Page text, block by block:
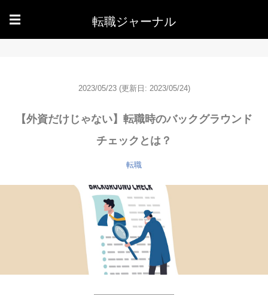
☰ 転職ジャーナル
2023/05/23 (更新日: 2023/05/24)
【外資だけじゃない】転職時のバックグラウンド
チェックとは？
転職